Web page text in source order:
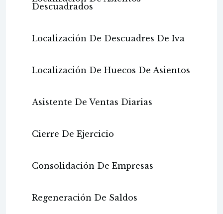
Descuadrados
Localización De Descuadres De Iva
Localización De Huecos De Asientos
Asistente De Ventas Diarias
Cierre De Ejercicio
Consolidación De Empresas
Regeneración De Saldos